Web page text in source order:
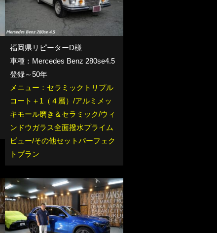
福岡県リピーターD様
車種：Mercedes Benz 280se4.5
登録～50年
メニュー：セラミックトリプル
コート＋1（４層）/アルミメッ
キモール磨き＆セラミック/ウィ
ンドウガラス全面撥水プライム
ビュー/その他セットパーフェク
トプラン